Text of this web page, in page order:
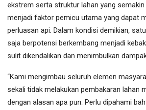
ekstrem serta struktur lahan yang semakin
menjadi faktor pemicu utama yang dapat
perluasan api. Dalam kondisi demikian,
saja berpotensi berkembang menjadi
sulit dikendalikan dan menimbulkan
“Kami mengimbau seluruh elemen
sekali tidak melakukan pembakaran lahan
dengan alasan apa pun. Perlu dipahami